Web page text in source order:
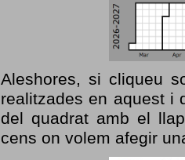
Aleshores, si cliqueu
realitzades en aquest i
del quadrat amb el
cens on volem afegir